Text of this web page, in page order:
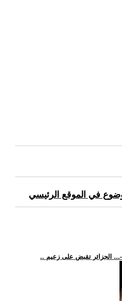
في الموقع الرئيسي
... الجزائر تقبض على زعيم